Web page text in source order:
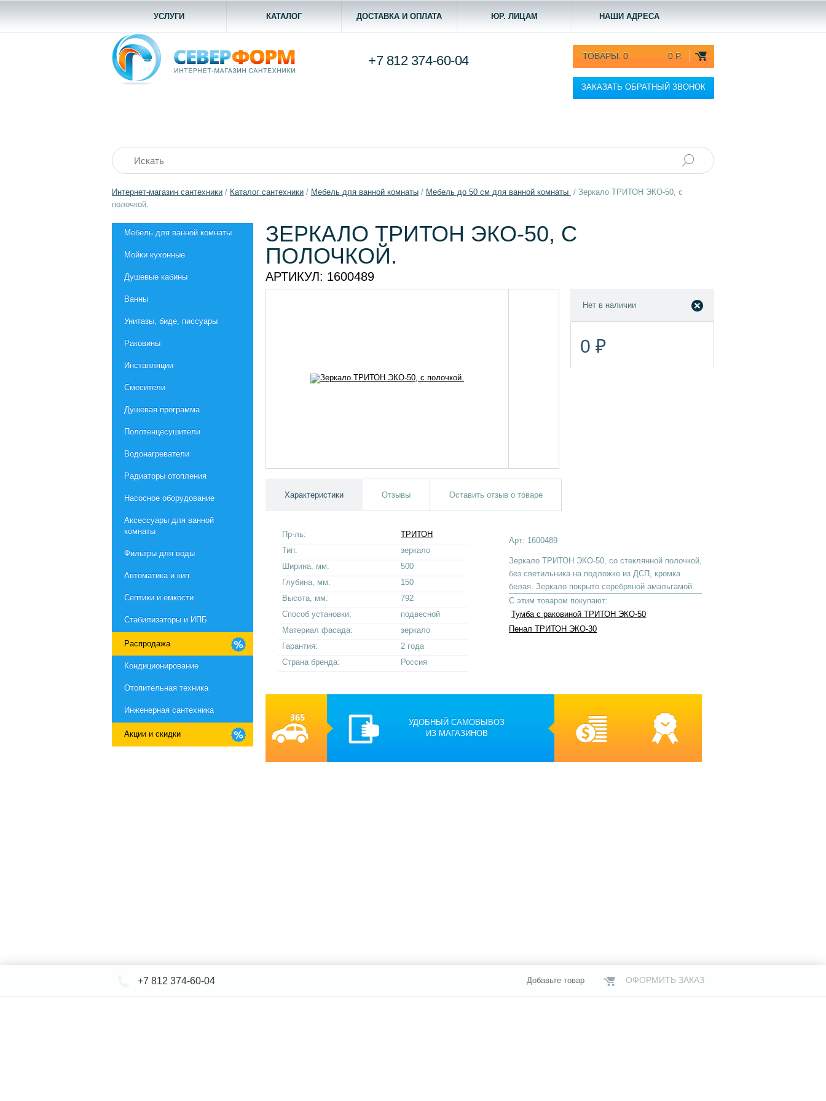
УСЛУГИ КАТАЛОГ ДОСТАВКА И ОПЛАТА ЮР. ЛИЦАМ НАШИ АДРЕСА
ТОВАРЫ: 0 0 Р.
ЗАКАЗАТЬ ОБРАТНЫЙ ЗВОНОК
+7 812 374-60-04
Интернет-магазин сантехники / Каталог сантехники / Мебель для ванной комнаты / Мебель до 50 см для ванной комнаты / Зеркало ТРИТОН ЭКО-50, с
полочкой.
Мебель для ванной комнаты
Мойки кухонные
Душевые кабины
Ванны
Унитазы, биде, писсуары
Раковины
Инсталляции
Смесители
Душевая программа
Полотенцесушители
Водонагреватели
Радиаторы отопления
Насосное оборудование
Aксессуары для ванной
комнаты
Фильтры для воды
Автоматика и кип
Септики и емкости
Стабилизаторы и ИПБ
Распродажа
Кондиционирование
Отопительная техника
Инженерная сантехника
Акции и скидки
ЗЕРКАЛО ТРИТОН ЭКО-50, С
ПОЛОЧКОЙ.
АРТИКУЛ: 1600489
Нет в наличии
0 ₽
Характеристики Отзывы Оставить отзыв о товаре
Пр-ль:
ТРИТОН
Тип:
зеркало
Ширина, мм:
500
Глубина, мм:
150
Высота, мм:
792
Способ установки:
подвесной
Материал фасада:
зеркало
Гарантия:
2 года
Страна бренда:
Россия
Арт: 1600489
Зеркало ТРИТОН ЭКО-50, со стеклянной полочкой,
без светильника на подложке из ДСП, кромка
белая. Зеркало покрыто серебряной амальгамой.
С этим товаром покупают:
Тумба с раковиной ТРИТОН ЭКО-50
Пенал ТРИТОН ЭКО-30
УДОБНЫЙ САМОВЫВОЗ
ИЗ МАГАЗИНОВ
+7 812 374-60-04 Добавьте товар ОФОРМИТЬ ЗАКАЗ